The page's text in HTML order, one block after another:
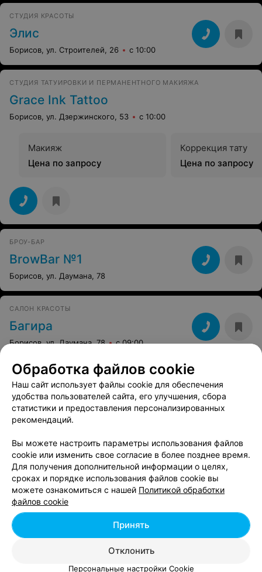
СТУДИЯ КРАСОТЫ
Элис
Борисов, ул. Строителей, 26 с 10:00
СТУДИЯ ТАТУИРОВКИ И ПЕРМАНЕНТНОГО МАКИЯЖА
Борисов, ул. Дзержинского, 53
Цена по запросу
БРОУ-БАР
BrowBar №1
Борисов, ул. Даумана, 78
САЛОН КРАСОТЫ
Багира
Борисов, ул. Даумана, 78 с 09:00
Вам будет интересно
Коррекция бровей в Борисове
Биотатуаж бровей в Борисове
Ламинирование бровей в Борисове
Обработка файлов cookie
Наш сайт использует файлы cookie для обеспечения
удобства пользователей сайта, его улучшения, сбора
статистики и предоставления персонализированных
рекомендаций.
Вы можете настроить параметры использования файлов
cookie или изменить свое согласие в более позднее время.
Для получения дополнительной информации о целях,
сроках и порядке использования файлов cookie вы
можете ознакомиться с нашей Политикой обработки
файлов cookie
Отклонить
Принять
Персональные настройки Cookie